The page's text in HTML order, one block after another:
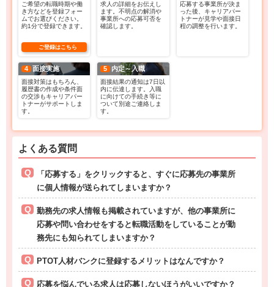
ご希望の転職時期や働
き方などを登録フォー
ムでお選びください。
約1分で登録できます。
ご登録はこちら
求人の詳細をお伝えし
ます。不明点の解消や
事業所への応募可否を
確認します。
応募する事業所が決ま
った後、キャリアパー
トナーが見学や面接日
程の調整を行います。
4 面接実施
面接対策はもちろん、
履歴書の作成や条件面
の交渉もキャリアパー
トナーがサポートしま
す。
5 内定～入職
面接結果の通知は7日以
内に伝達します。入職
に向けての手続き等に
ついて別途ご連絡しま
す。
よくある質問
「応募する」をクリックすると、すぐに応募先の事業所
に個人情報が送られてしまいますか？
勤務先の求人情報も掲載されていますが、他の事業所に
応募や問い合わせをすると転職活動をしていることが勤
務先にも知られてしまいますか？
PTOT人材バンクに登録するメリットはなんですか？
応募を悩んでいる求人は応募しないほうがいいですか？